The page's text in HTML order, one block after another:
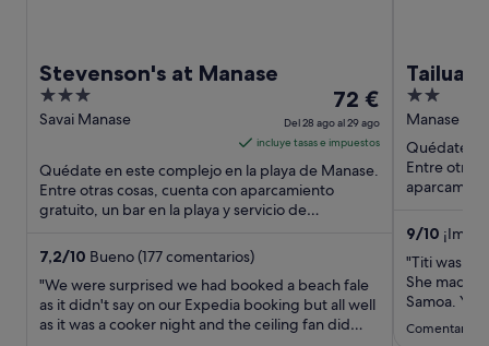
Stevenson's at Manase
3
out
5
Savai Manase
El
precio
es
de
72 €
28
ago
al
72 €
Del 28 ago al 29 ago
incluye tasas e impuestos
Quédate en este complejo en la playa de Manase.
Entre otras cosas, cuenta con aparcamiento
gratuito, un bar en la playa y servicio de
7,2/10 Bueno (177 comentarios)
"We were surprised we had booked a beach fale
as it didn't say on our Expedia booking but all well
as it was a cooker night and the ceiling fan did
Tailua
2
out
of
5
Manase
Quédate
Entre otras
9/10
(38
"Titi was so
She made
Samoa.
facilities
Comentario